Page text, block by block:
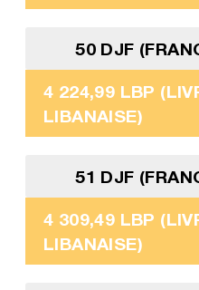
50 DJF
4 224,99 LBP
LIBANAISE)
51 DJF
4 309,49 LBP
LIBANAISE)